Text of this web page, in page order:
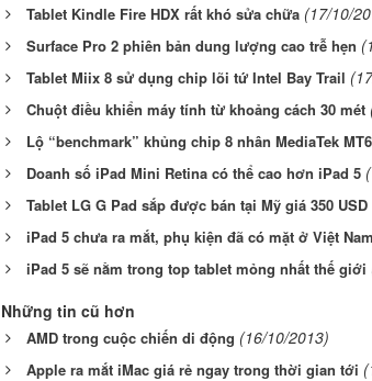
Tablet Kindle Fire HDX rất khó sửa chữa (17/10/
Surface Pro 2 phiên bản dung lượng cao trễ hẹn
Tablet Miix 8 sử dụng chip lõi tứ Intel Bay Trail
Chuột điều khiển máy tính từ khoảng cách 30 mét
Lộ “benchmark” khủng chip 8 nhân MediaTek
Doanh số iPad Mini Retina có thể cao hơn iPad 5
Tablet LG G Pad sắp được bán tại Mỹ giá 350 USD
iPad 5 chưa ra mắt, phụ kiện đã có mặt ở Việt Nam
iPad 5 sẽ nằm trong top tablet mỏng nhất thế giới
Những tin cũ hơn
AMD trong cuộc chiến di động (16/10/2013)
Apple ra mắt iMac giá rẻ ngay trong thời gian tới